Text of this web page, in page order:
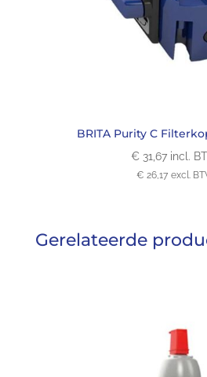
BRITA Purity C
€ 31,67 incl.
€ 26,17 excl.
Gerelateerde